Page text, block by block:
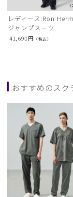
レディース:Ron
ジャンプスーツ
41,690円 （税込）
おすすめのスク